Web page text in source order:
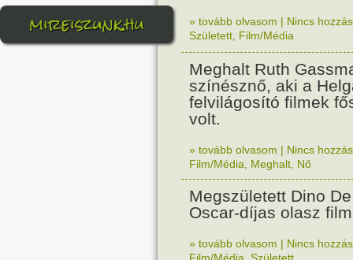
mireiszunk.hu » tovább olvasom | Nincs
Született Film/Média
Meghalt Ruth
színésznő, aki a
felvilágosító filmek
volt.
» tovább olvasom | Nincs
Film/Média
Meghalt Nő
Megszületett Dino
Oscar-díjas olasz
» tovább olvasom | Nincs